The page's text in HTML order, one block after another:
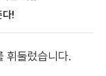
휘둘렀습니다.